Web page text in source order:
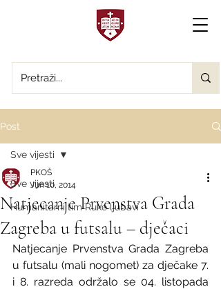
Post
Sve vijesti
Humanitarni tim Ruke ljubavi
Sve vijesti
Natjecanje Prvenstva Grada
Zagreba u futsalu – dječaci
PKOŠ
Jun 10, 2014
Natjecanje Prvenstva Grada Zagreba
u futsalu (mali nogomet) za dječake 7.
i 8. razreda održalo se 04. listopada